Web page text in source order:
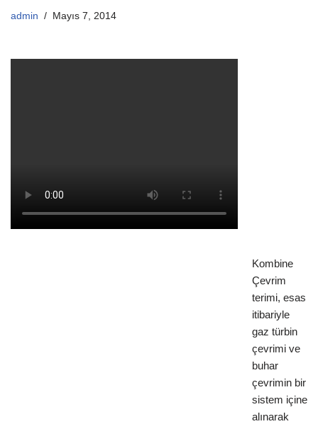
admin Mayıs 7, 2014
Kombine
Çevrim
terimi, esas
itibariyle
gaz türbin
çevrimi ve
buhar
çevrimin bir
sistem içine
alınarak